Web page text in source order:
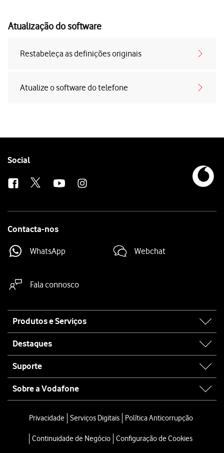
Atualização do software
Restabeleça as definições originais
Atualize o software do telefone
Follow
Social
Contacta-nos
WhatsApp Webchat
Fala connosco
map
Produtos e Serviços
Destaques
Suporte
Sobre a Vodafone
Privacidade Serviços Digitais Política Anticorrupção
Continuidade de Negócio Configuração de Cookies